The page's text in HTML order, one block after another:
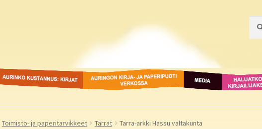
Aurinko Kustannus: kirjat Auringon kirja- ja
paperipuodit verkossa
Media
Haluatko
kirjailijaksi?
Toimisto- ja paperitarvikkeet Tarrat Tarra-arkki Hassu valtakunta